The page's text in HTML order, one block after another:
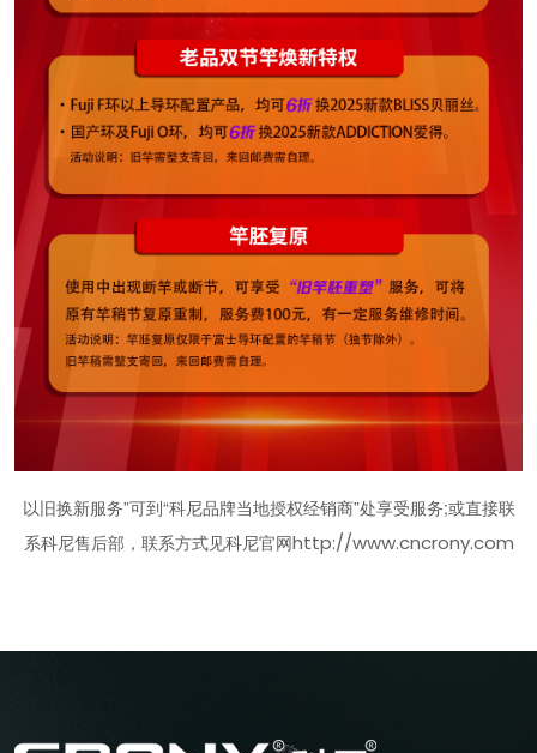
以旧换新服务”可到“科尼品牌当地授权经销商”处享受服务;或直接联
系科尼售后部，联系方式见科尼官网http://www.cncrony.com